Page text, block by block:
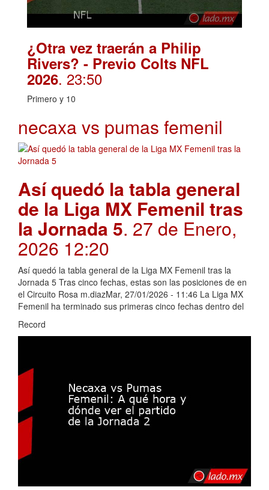
¿Otra vez traerán a Philip
Rivers? - Previo Colts NFL
2026. 23:50
Primero y 10
necaxa vs pumas femenil
Así quedó la tabla general
de la Liga MX Femenil tras
la Jornada 5. 27 de Enero,
2026 12:20
Así quedó la tabla general de la Liga MX Femenil tras la
Jornada 5 Tras cinco fechas, estas son las posiciones de en
el Circuito Rosa m.diazMar, 27/01/2026 - 11:46 La Liga MX
Femenil ha terminado sus primeras cinco fechas dentro del
Record